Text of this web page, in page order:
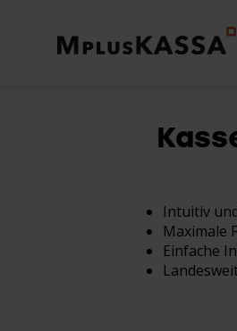
Intuitiv
Maximale
Einfache